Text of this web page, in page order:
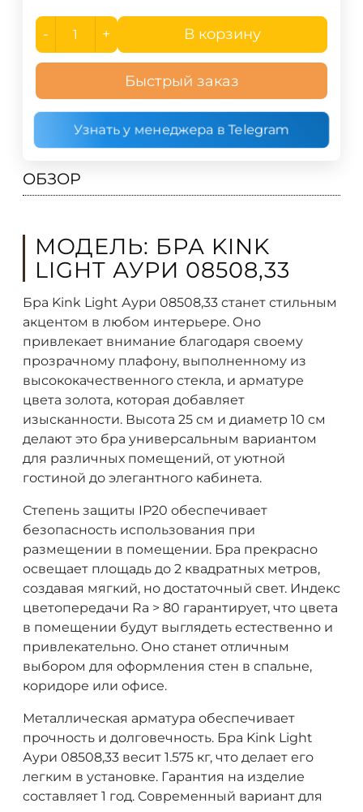
- + В корзину
Быстрый заказ
Узнать у менеджера в Telegram
ОБЗОР
МОДЕЛЬ: БРА KINK
LIGHT АУРИ 08508,33
Бра Kink Light Аури 08508,33 станет стильным
акцентом в любом интерьере. Оно
привлекает внимание благодаря своему
прозрачному плафону, выполненному из
высококачественного стекла, и арматуре
цвета золота, которая добавляет
изысканности. Высота 25 см и диаметр 10 см
делают это бра универсальным вариантом
для различных помещений, от уютной
гостиной до элегантного кабинета.
Степень защиты IP20 обеспечивает
безопасность использования при
размещении в помещении. Бра прекрасно
освещает площадь до 2 квадратных метров,
создавая мягкий, но достаточный свет. Индекс
цветопередачи Ra > 80 гарантирует, что цвета
в помещении будут выглядеть естественно и
привлекательно. Оно станет отличным
выбором для оформления стен в спальне,
коридоре или офисе.
Металлическая арматура обеспечивает
прочность и долговечность. Бра Kink Light
Аури 08508,33 весит 1.575 кг, что делает его
легким в установке. Гарантия на изделие
составляет 1 год. Современный вариант для